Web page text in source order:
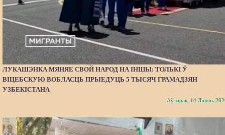
ЛУКАШЭНКА МЯНЯЕ СВОЙ НАРОД НА ІНШЫ: ТОЛЬКІ Ў
ВІЦЕБСКУЮ ВОБЛАСЦЬ ПРЫЕДУЦЬ 5 ТЫСЯЧ ГРАМАДЗЯН
УЗБЕКІСТАНА
Аўторак, 14 Ліпень